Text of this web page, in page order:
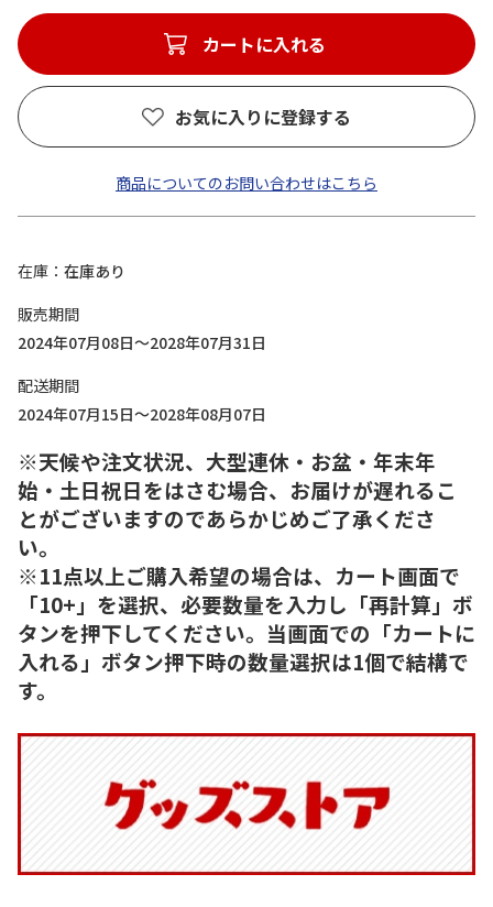
カートに入れる
お気に入りに登録する
商品についてのお問い合わせはこちら
在庫
在庫あり
販売期間
2024年07月08日～2028年07月31日
配送期間
2024年07月15日～2028年08月07日
※天候や注文状況、大型連休・お盆・年末年
始・土日祝日をはさむ場合、お届けが遅れるこ
とがございますのであらかじめご了承くださ
い。
※11点以上ご購入希望の場合は、カート画面で
「10+」を選択、必要数量を入力し「再計算」ボ
タンを押下してください。当画面での「カートに
入れる」ボタン押下時の数量選択は1個で結構で
す。